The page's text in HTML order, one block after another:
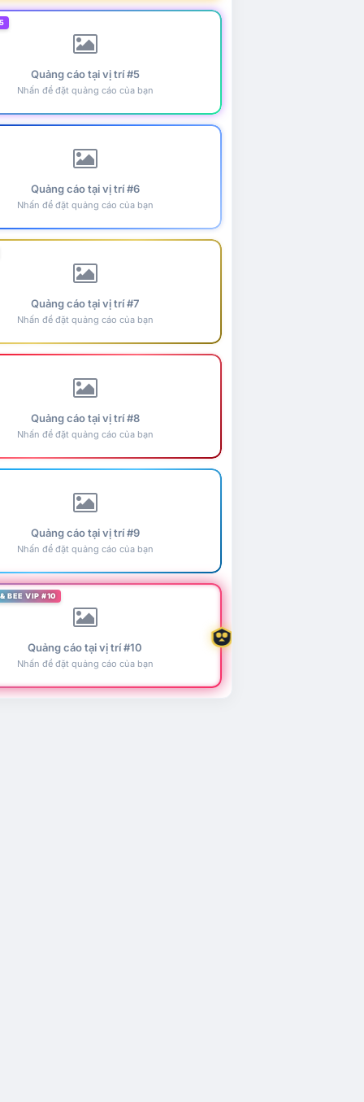
Quảng cáo tại vị trí #5
Nhấn để đặt quảng cáo của bạn
Quảng cáo tại vị trí #6
Nhấn để đặt quảng cáo của bạn
Quảng cáo tại vị trí #7
Nhấn để đặt quảng cáo của bạn
Quảng cáo tại vị trí #8
Nhấn để đặt quảng cáo của bạn
Quảng cáo tại vị trí #9
Nhấn để đặt quảng cáo của bạn
BEE VIP #10
Quảng cáo tại vị trí #10
Nhấn để đặt quảng cáo của bạn